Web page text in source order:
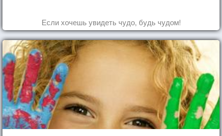
Если хочешь увидеть чудо, будь чудом!